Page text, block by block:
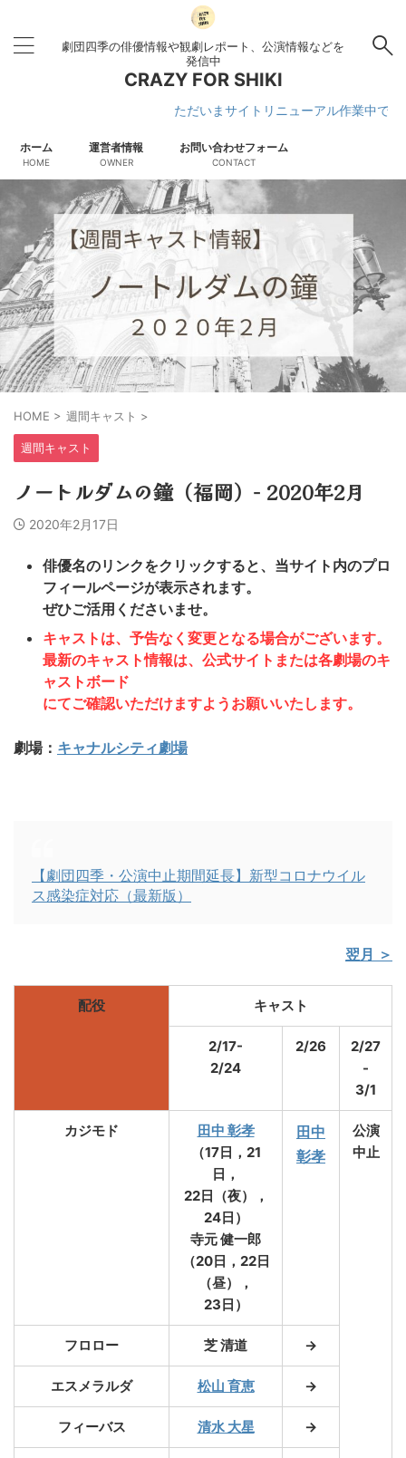
劇団四季の俳優情報や観劇レポート、公演情報などを
発信中
CRAZY FOR SHIKI
ただいまサイトリニューアル作業中です
ホーム
HOME
運営者情報
OWNER
お問い合わせフォーム
CONTACT
HOME > 週間キャスト >
週間キャスト
ノートルダムの鐘（福岡）− 2020年2月
2020年2月17日
俳優名のリンクをクリックすると、当サイト内のプロ
フィールページが表示されます。
ぜひご活用くださいませ。
キャストは、予告なく変更となる場合がございます。
最新のキャスト情報は、公式サイトまたは各劇場のキ
ャストボード
にてご確認いただけますようお願いいたします。
劇場： キャナルシティ劇場
【劇団四季・公演中止期間延長】新型コロナウイル
ス感染症対応（最新版）
翌月 ＞
配役 キャスト
2/17-
2/24
2/26
2/27
-
3/1
カジモド
田中 彰孝
（17日，21
日，
22日（夜），
24日）
寺元 健一郎
（20日，22日
（昼），
23日）
田中
彰孝
公演
中止
フロロー 芝 清道 →
エスメラルダ 松山 育恵 →
フィーバス 清水 大星 →